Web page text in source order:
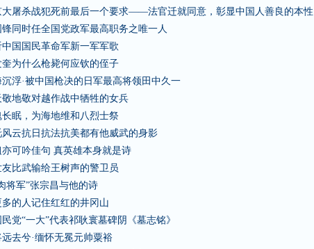
大屠杀战犯死前最后一个要求——法官迁就同意，彰显中国人善良的本性
锋同时任全国党政军最高职务之唯一人
中国国民革命军新一军军歌
奎为什么枪毙何应钦的侄子
沉浮·被中国枪决的日军最高将领田中久一
敬地敬对越作战中牺牲的女兵
长眠，为海地维和八烈士祭
风云抗日抗法抗美都有他威武的身影
亦可吟佳句 真英雄本身就是诗
友比武输给王树声的警卫员
将军”张宗昌与他的诗
多的人记住红红的井冈山
党“一大”代表祁耿寰墓碑阴《墓志铭》
远去兮·缅怀无冕元帅粟裕